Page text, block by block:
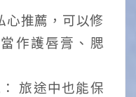
心推薦，可以修
作護唇膏、腮
旅途中也能保